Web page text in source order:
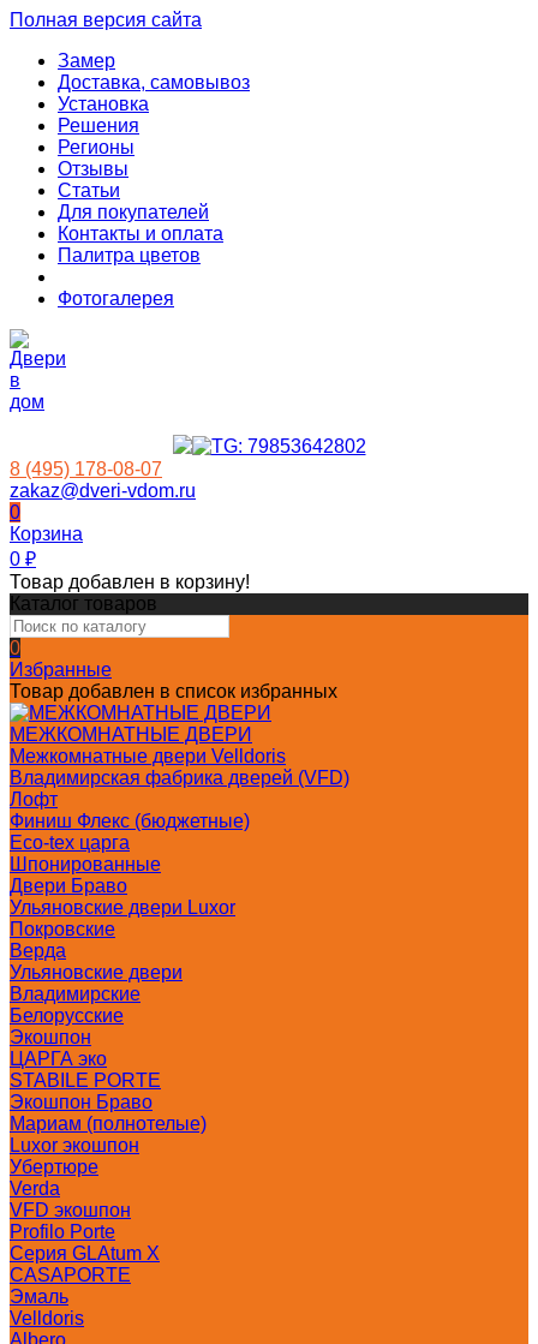
Полная версия сайта
Замер
Доставка, самовывоз
Установка
Решения
Регионы
Отзывы
Статьи
Для покупателей
Контакты и оплата
Палитра цветов
Фотогалерея
8 (495) 178-08-07
zakaz@dveri-vdom.ru
0
Корзина
0 ₽
Товар добавлен в корзину!
Каталог товаров
0
Избранные
Товар добавлен в список избранных
МЕЖКОМНАТНЫЕ ДВЕРИ
Межкомнатные двери Velldoris
Владимирская фабрика дверей (VFD)
Лофт
Финиш Флекс (бюджетные)
Eco-tex царга
Шпонированные
Двери Браво
Ульяновские двери Luxor
Покровские
Верда
Ульяновские двери
Владимирские
Белорусские
Экошпон
ЦАРГА эко
STABILE PORTE
Экошпон Браво
Мариам (полнотелые)
Luxor экошпон
Убертюре
Verda
VFD экошпон
Profilo Porte
Серия GLAtum X
CASAPORTE
Эмаль
Velldoris
Albero